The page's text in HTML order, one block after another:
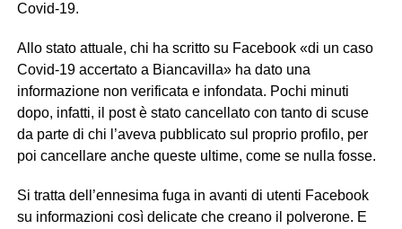
Covid-19.
Allo stato attuale, chi ha scritto su Facebook «di un caso
Covid-19 accertato a Biancavilla» ha dato una
informazione non verificata e infondata. Pochi minuti
dopo, infatti, il post è stato cancellato con tanto di scuse
da parte di chi l’aveva pubblicato sul proprio profilo, per
poi cancellare anche queste ultime, come se nulla fosse.
Si tratta dell’ennesima fuga in avanti di utenti Facebook
su informazioni così delicate che creano il polverone. E